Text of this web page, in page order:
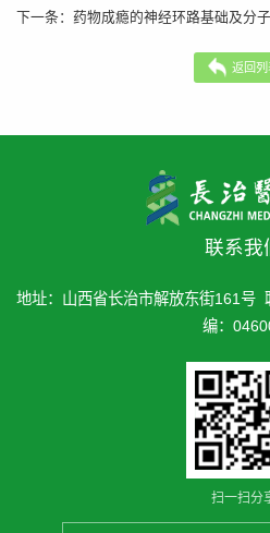
下一条： 药物成瘾的神经环路基础及分
返回列
联系我
地址：山西省长治市解放东街161
编：
扫一扫分